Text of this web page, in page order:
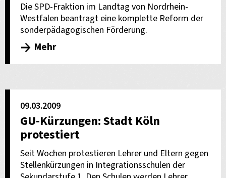
Die SPD-Fraktion im Landtag von Nordrhein-
Westfalen beantragt eine komplette Reform der
sonderpädagogischen Förderung.
Mehr
09.03.2009
GU-Kürzungen: Stadt Köln
protestiert
Seit Wochen protestieren Lehrer und Eltern gegen
Stellenkürzungen in Integrationsschulen der